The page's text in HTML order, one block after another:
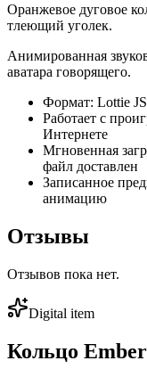
Оранжевое дуговое
тлеющий уголек.
Анимированная
аватара говорящего.
Формат: Lottie
Работает с
Интернете
Мгновенная
файл доставлен
Записанное
анимацию
Отзывы
Отзывов пока нет.
Digital item
Кольцо